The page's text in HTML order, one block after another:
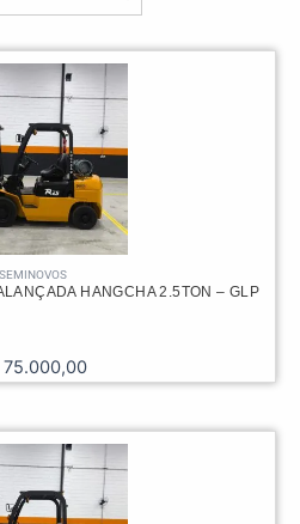
SEMINOVOS
HANGCHA 2.5TON – GLP
75.000,00